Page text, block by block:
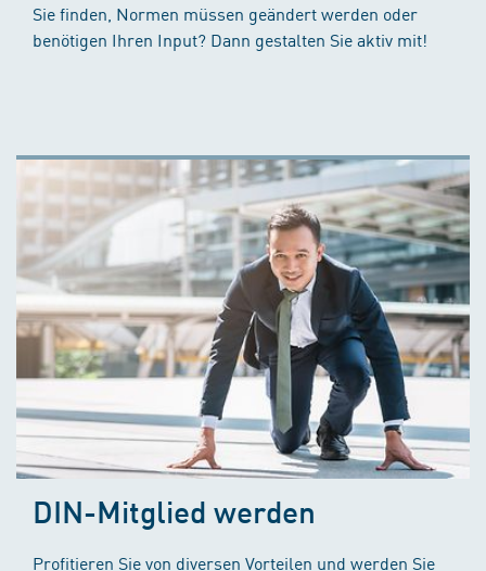
Sie finden, Normen müssen geändert werden oder
benötigen Ihren Input? Dann gestalten Sie aktiv mit!
DIN-Mitglied werden
Profitieren Sie von diversen Vorteilen und werden Sie